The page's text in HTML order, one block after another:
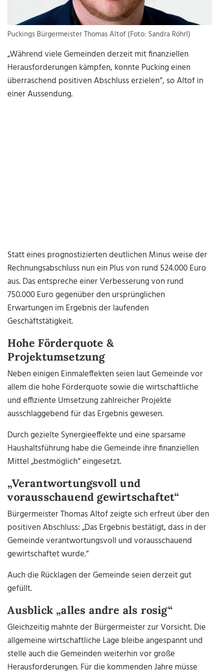
Puckings Bürgermeister Thomas Altof (Foto: Sandra Röhrl)
„Während viele Gemeinden derzeit mit finanziellen
Herausforderungen kämpfen, konnte Pucking einen
überraschend positiven Abschluss erzielen“, so Altof in
einer Aussendung.
Statt eines prognostizierten deutlichen Minus weise der
Rechnungsabschluss nun ein Plus von rund 524.000 Euro
aus. Das entspreche einer Verbesserung von rund
750.000 Euro gegenüber den ursprünglichen
Erwartungen im Ergebnis der laufenden
Geschäftstätigkeit.
Hohe Förderquote &
Projektumsetzung
Neben einigen Einmaleffekten seien laut Gemeinde vor
allem die hohe Förderquote sowie die wirtschaftliche
und effiziente Umsetzung zahlreicher Projekte
ausschlaggebend für das Ergebnis gewesen.
Durch gezielte Synergieeffekte und eine sparsame
Haushaltsführung habe die Gemeinde ihre finanziellen
Mittel „bestmöglich“ eingesetzt.
„Verantwortungsvoll und
vorausschauend gewirtschaftet“
Bürgermeister Thomas Altof zeigte sich erfreut über den
positiven Abschluss: „Das Ergebnis bestätigt, dass in der
Gemeinde verantwortungsvoll und vorausschauend
gewirtschaftet wurde.“
Auch die Rücklagen der Gemeinde seien derzeit gut
gefüllt.
Ausblick „alles andre als rosig“
Gleichzeitig mahnte der Bürgermeister zur Vorsicht. Die
allgemeine wirtschaftliche Lage bleibe angespannt und
stelle auch die Gemeinden weiterhin vor große
Herausforderungen. Für die kommenden Jahre müsse